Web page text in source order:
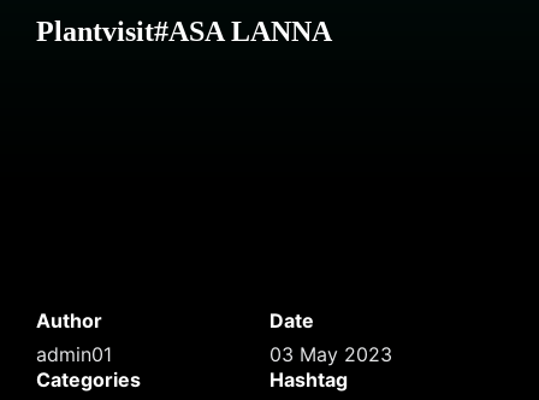
Plantvisit#ASA LANNA
Author
admin01
Date
03 May 2023
Categories
Hashtag